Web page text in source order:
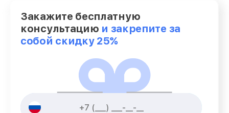
Закажите бесплатную
консультацию и закрепите за
собой скидку 25%